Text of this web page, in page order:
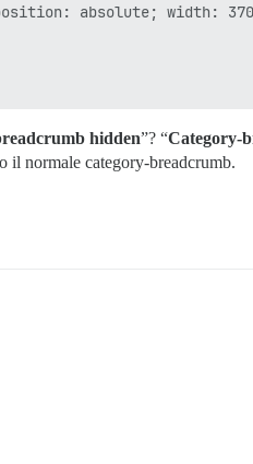
absolute; width:
combo-box tag-drop
name selected-name choice">
icon svg-string"
hidden”? “Category-
il normale category-breadcrumb.